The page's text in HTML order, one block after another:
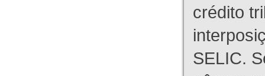
crédito
SELIC.